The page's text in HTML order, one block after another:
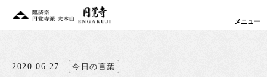
メニュー
2020.06.27 今日の言葉